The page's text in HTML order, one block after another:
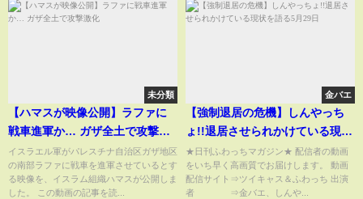
未分類
【ハマスが映像公開】ラファに
戦車進軍か… ガザ全土で攻撃激
化
イスラエル軍がパレスチナ自治区ガザ地区
の南部ラファに戦車を進軍させているとす
る映像を、イスラム組織ハマスが公開しま
した。 この動画の記事を読...
金バエ
【強制退居の危機】しんやっち
ょ!!退居させられかけている現状
を語る5月29日
★日刊ふわっちマガジン★ 配信者の動画
をいち早く高画質でお届けします。 動画
配信サイト⇒ツイキャス＆ふわっち 出演
者 ⇒金バエ、しんや...